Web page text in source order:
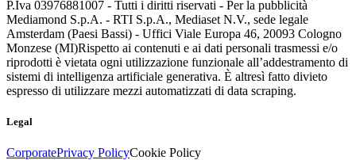
P.Iva 03976881007 - Tutti i diritti riservati - Per la pubblicità
Mediamond S.p.A. - RTI S.p.A., Mediaset N.V., sede legale
Amsterdam (Paesi Bassi) - Uffici Viale Europa 46, 20093 Cologno
Monzese (MI)Rispetto ai contenuti e ai dati personali trasmessi e/o
riprodotti è vietata ogni utilizzazione funzionale all’addestramento di
sistemi di intelligenza artificiale generativa. È altresì fatto divieto
espresso di utilizzare mezzi automatizzati di data scraping.
Legal
CorporatePrivacy PolicyCookie Policy